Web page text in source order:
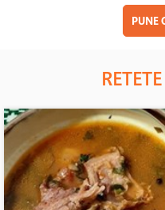
PUNE